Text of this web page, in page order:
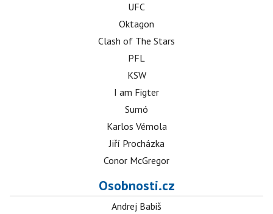
UFC
Oktagon
Clash of The Stars
PFL
KSW
I am Figter
Sumó
Karlos Vémola
Jiří Procházka
Conor McGregor
Osobnosti.cz
Andrej Babiš